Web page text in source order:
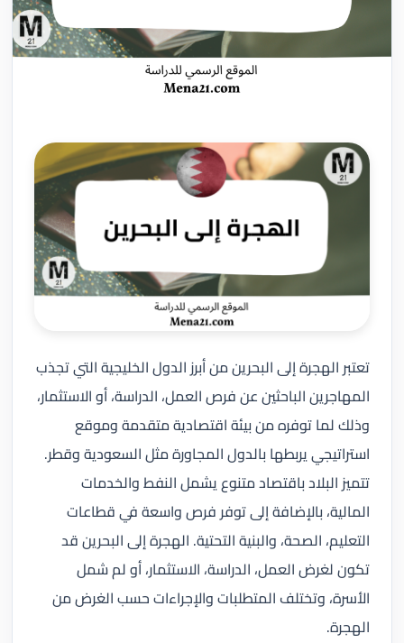
تعتبر الهجرة إلى البحرين من أبرز الدول الخليجية التي تجذب
المهاجرين الباحثين عن فرص العمل، الدراسة، أو الاستثمار،
وذلك لما توفره من بيئة اقتصادية متقدمة وموقع
استراتيجي يربطها بالدول المجاورة مثل السعودية وقطر.
تتميز البلاد باقتصاد متنوع يشمل النفط والخدمات
المالية، بالإضافة إلى توفر فرص واسعة في قطاعات
التعليم، الصحة، والبنية التحتية. الهجرة إلى البحرين قد
تكون لغرض العمل، الدراسة، الاستثمار، أو لم شمل
الأسرة، وتختلف المتطلبات والإجراءات حسب الغرض من
الهجرة.